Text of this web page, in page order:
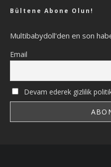
Bültene Abone Olun!
Multibabydoll'den en son
Email
Devam ederek gizlilik